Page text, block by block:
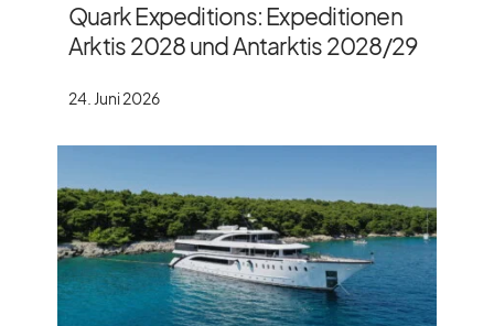
Quark Expeditions: Expeditionen
Arktis 2028 und Antarktis 2028/​29
24. Juni 2026